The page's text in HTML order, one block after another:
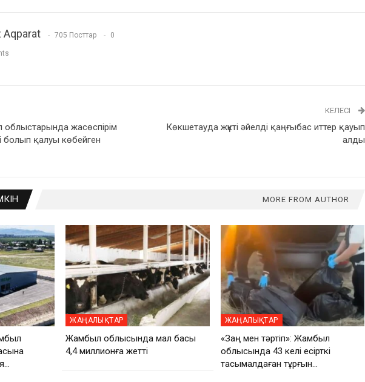
Aqparat 705 Посттар 0
облыстарында жасөспірім
болып қалуы көбейген
КЕЛЕСІ
Көкшетауда жүкті әйелді қаңғыбас иттер қауып
алды
MORE FROM AUTHOR
ЖАҢАЛЫҚТАР
Жамбыл облысында мал басы
4,4 миллионға жетті
ЖАҢАЛЫҚТАР
«Заң мен тәртіп»: Жамбыл
облысында 43 келі есірткі
тасымалдаған тұрғын…